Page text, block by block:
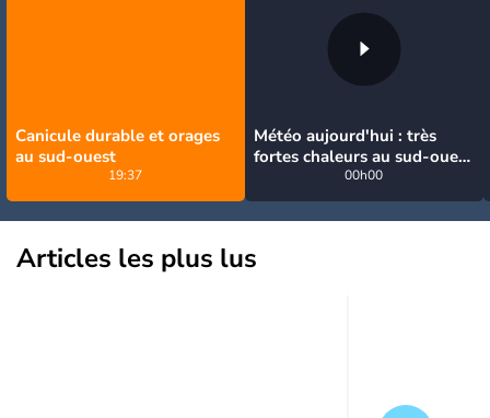
Canicule durable et orages
au sud-ouest
19:37
Météo aujourd'hui : très
fortes chaleurs au sud-ouest
avant des orages, jusqu'à
39°C
00h00
Articles les plus lus